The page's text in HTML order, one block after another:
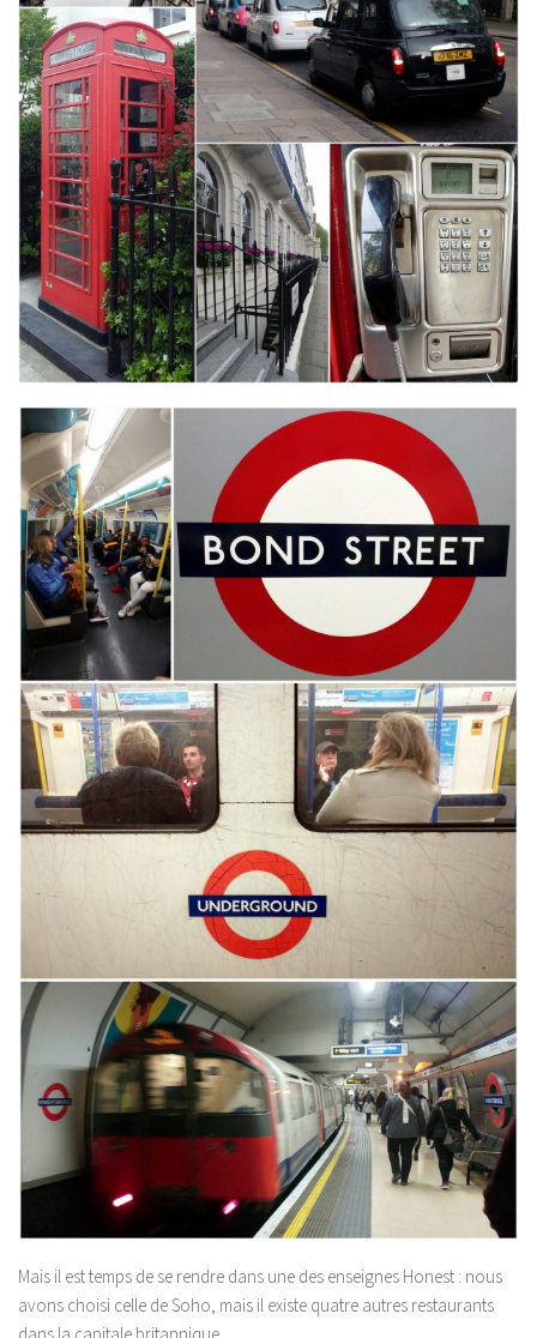
Mais il est temps de se rendre dans une des enseignes Honest : nous
avons choisi celle de Soho, mais il existe quatre autres restaurants